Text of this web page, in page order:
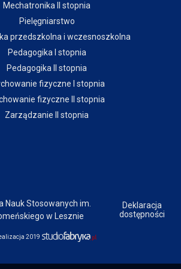
Mechatronika II stopnia
Pielęgniarstwo
przedszkolna i wczesnoszkolna
Pedagogika I stopnia
Pedagogika II stopnia
fizyczne I stopnia
fizyczne II stopnia
Zarządzanie II stopnia
Stosowanych im.
w Lesznie
Deklaracja
dostępności
2019